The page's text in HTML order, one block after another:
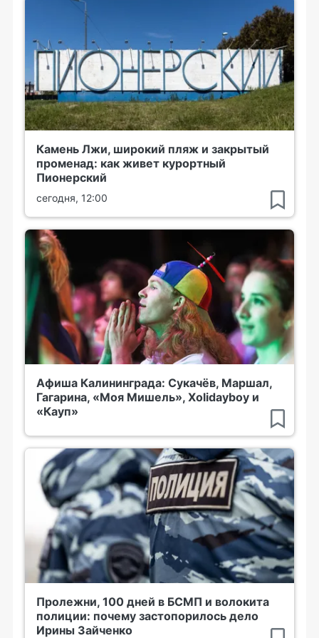
Камень Лжи, широкий пляж и закрытый
променад: как живет курортный
Пионерский
сегодня, 12:00
Афиша Калининграда: Сукачёв, Маршал,
Гагарина, «Моя Мишель», Xolidayboy и
«Кауп»
Пролежни, 100 дней в БСМП и волокита
полиции: почему застопорилось дело
Ирины Зайченко